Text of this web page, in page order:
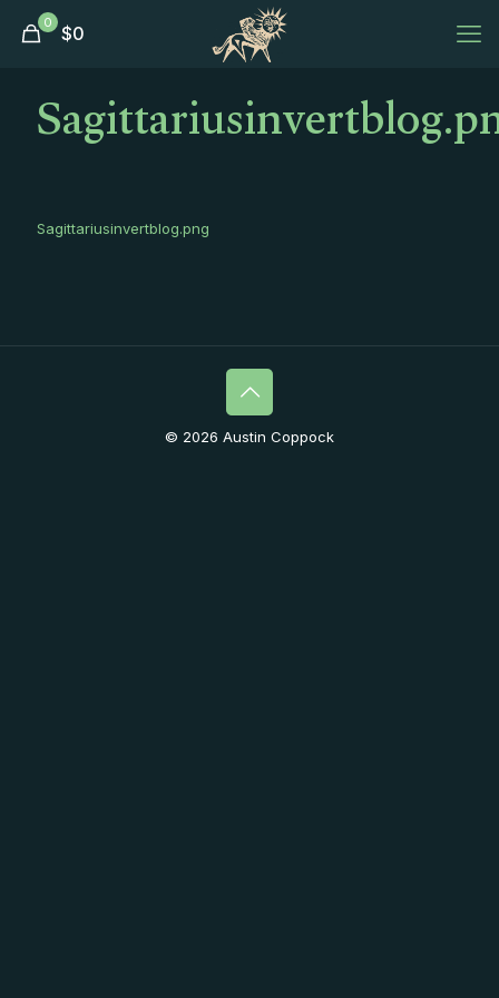
0 $0
Sagittariusinvertblog.png
© 2026 Austin Coppock